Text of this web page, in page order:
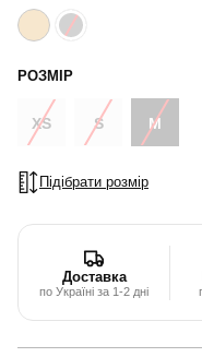
РОЗМІР
XS S M
Підібрати розмір
Доставка
по Україні за 1-2 дні